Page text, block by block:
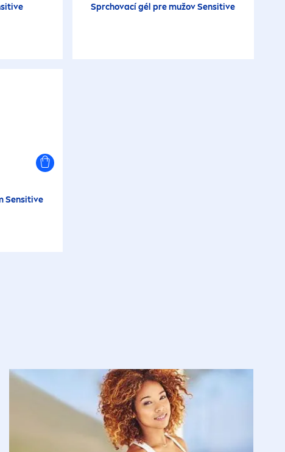
Sprchovací gél pre mužovSensitive
Sensitive